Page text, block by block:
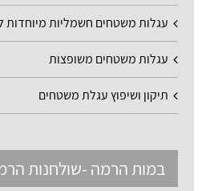
עגלות משטחים חשמליות מיוחדות
עגלות משטחים משופצות
תיקון ושיפוץ עגלת משטחים
במות הרמה -שולחנות